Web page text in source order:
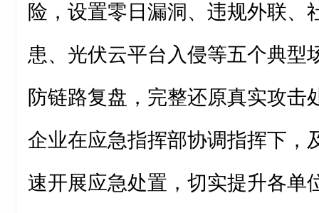
险，设置零日漏洞、违规外联、
患、光伏云平台入侵等五个典型
防链路复盘，完整还原真实攻击
企业在应急指挥部协调指挥下，
速开展应急处置，切实提升各单